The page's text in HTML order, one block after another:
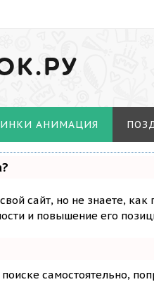
АНИМАЦИЯ
сайт, но не знаете,
и повышение его
самостоятельно,